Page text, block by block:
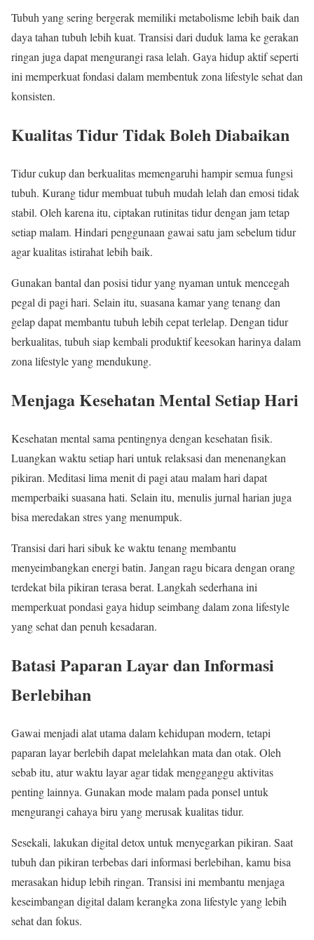
Tubuh yang sering bergerak memiliki metabolisme lebih baik dan
daya tahan tubuh lebih kuat. Transisi dari duduk lama ke gerakan
ringan juga dapat mengurangi rasa lelah. Gaya hidup aktif seperti
ini memperkuat fondasi dalam membentuk zona lifestyle sehat dan
konsisten.
Kualitas Tidur Tidak Boleh Diabaikan
Tidur cukup dan berkualitas memengaruhi hampir semua fungsi
tubuh. Kurang tidur membuat tubuh mudah lelah dan emosi tidak
stabil. Oleh karena itu, ciptakan rutinitas tidur dengan jam tetap
setiap malam. Hindari penggunaan gawai satu jam sebelum tidur
agar kualitas istirahat lebih baik.
Gunakan bantal dan posisi tidur yang nyaman untuk mencegah
pegal di pagi hari. Selain itu, suasana kamar yang tenang dan
gelap dapat membantu tubuh lebih cepat terlelap. Dengan tidur
berkualitas, tubuh siap kembali produktif keesokan harinya dalam
zona lifestyle yang mendukung.
Menjaga Kesehatan Mental Setiap Hari
Kesehatan mental sama pentingnya dengan kesehatan fisik.
Luangkan waktu setiap hari untuk relaksasi dan menenangkan
pikiran. Meditasi lima menit di pagi atau malam hari dapat
memperbaiki suasana hati. Selain itu, menulis jurnal harian juga
bisa meredakan stres yang menumpuk.
Transisi dari hari sibuk ke waktu tenang membantu
menyeimbangkan energi batin. Jangan ragu bicara dengan orang
terdekat bila pikiran terasa berat. Langkah sederhana ini
memperkuat pondasi gaya hidup seimbang dalam zona lifestyle
yang sehat dan penuh kesadaran.
Batasi Paparan Layar dan Informasi
Berlebihan
Gawai menjadi alat utama dalam kehidupan modern, tetapi
paparan layar berlebih dapat melelahkan mata dan otak. Oleh
sebab itu, atur waktu layar agar tidak mengganggu aktivitas
penting lainnya. Gunakan mode malam pada ponsel untuk
mengurangi cahaya biru yang merusak kualitas tidur.
Sesekali, lakukan digital detox untuk menyegarkan pikiran. Saat
tubuh dan pikiran terbebas dari informasi berlebihan, kamu bisa
merasakan hidup lebih ringan. Transisi ini membantu menjaga
keseimbangan digital dalam kerangka zona lifestyle yang lebih
sehat dan fokus.